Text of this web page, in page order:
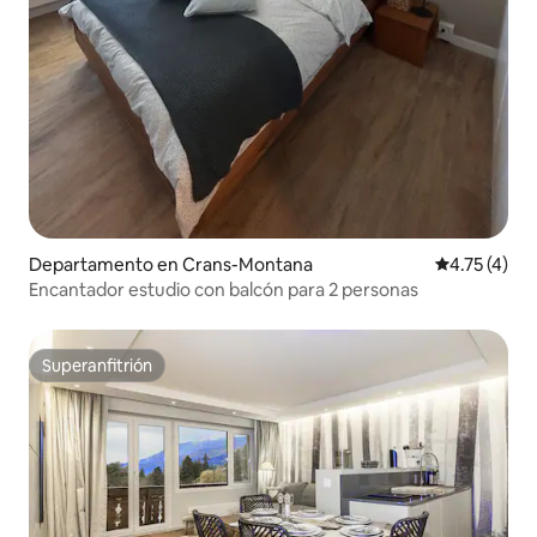
Departamento en Crans-Montana Calificación
4.75 (4)
Encantador estudio con balcón para 2 personas
Superanfitrión
Superanfitrión